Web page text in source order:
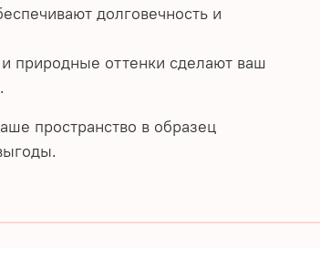
долговечность и
природные оттенки сделают ваш
пространство в образец